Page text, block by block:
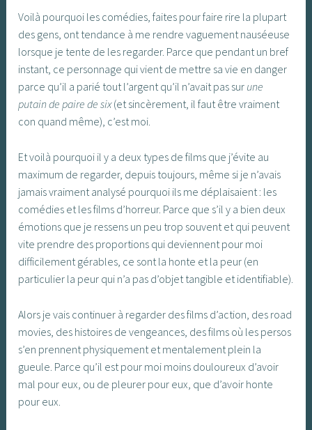
Voilà pourquoi les comédies, faites pour faire rire la plupart
des gens, ont tendance à me rendre vaguement nauséeuse
lorsque je tente de les regarder. Parce que pendant un bref
instant, ce personnage qui vient de mettre sa vie en danger
parce qu’il a parié tout l’argent qu’il n’avait pas sur une
putain de paire de six(et sincèrement, il faut être vraiment
con quand même), c’est moi.
Et voilà pourquoi il y a deux types de films que j’évite au
maximum de regarder, depuis toujours, même si je n’avais
jamais vraiment analysé pourquoi ils me déplaisaient : les
comédies et les films d’horreur. Parce que s’il y a bien deux
émotions que je ressens un peu trop souvent et qui peuvent
vite prendre des proportions qui deviennent pour moi
difficilement gérables, ce sont la honte et la peur (en
particulier la peur qui n’a pas d’objet tangible et identifiable).
Alors je vais continuer à regarder des films d’action, des road
movies, des histoires de vengeances, des films où les persos
s’en prennent physiquement et mentalement plein la
gueule. Parce qu’il est pour moi moins douloureux d’avoir
mal pour eux, ou de pleurer pour eux, que d’avoir honte
pour eux.